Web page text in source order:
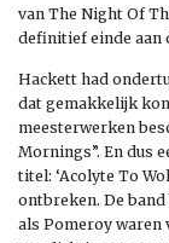
van The Night Of
definitief einde aan
Hackett had
dat gemakkelijk
meesterwerken
Mornings”. En dus
titel: ‘Acolyte To
ontbreken. De
als Pomeroy waren